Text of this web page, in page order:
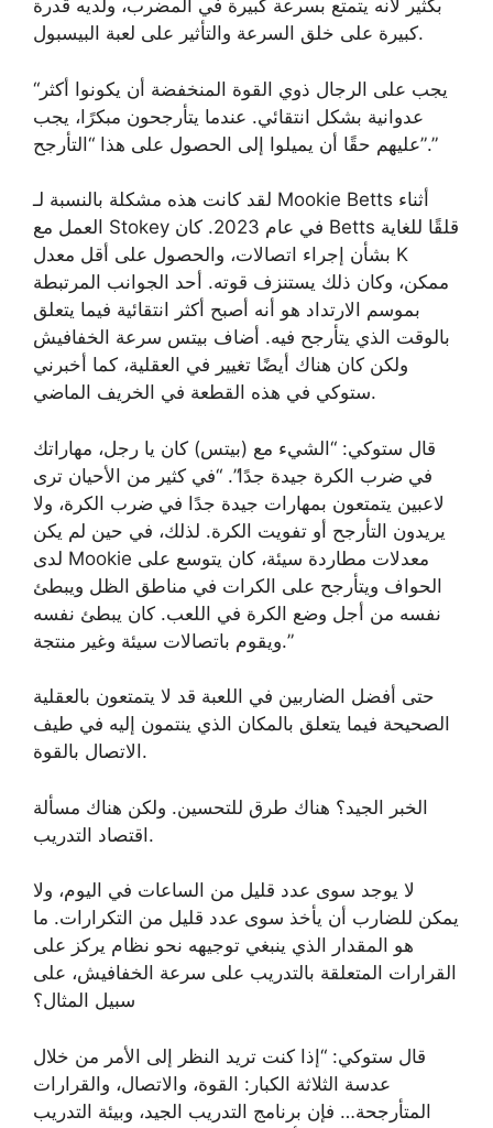
بكثير لأنه يتمتع بسرعة كبيرة في المضرب، ولديه قدرة
كبيرة على خلق السرعة والتأثير على لعبة البيسبول.
“يجب على الرجال ذوي القوة المنخفضة أن يكونوا أكثر
عدوانية بشكل انتقائي. عندما يتأرجحون مبكرًا، يجب
عليهم حقًا أن يميلوا إلى الحصول على هذا “التأرجح”.”
لقد كانت هذه مشكلة بالنسبة لـ Mookie Betts أثناء
العمل مع Stokey في عام 2023. كان Betts قلقًا للغاية
بشأن إجراء اتصالات، والحصول على أقل معدل K
ممكن، وكان ذلك يستنزف قوته. أحد الجوانب المرتبطة
بموسم الارتداد هو أنه أصبح أكثر انتقائية فيما يتعلق
بالوقت الذي يتأرجح فيه. أضاف بيتس سرعة الخفافيش
ولكن كان هناك أيضًا تغيير في العقلية، كما أخبرني
ستوكي في هذه القطعة في الخريف الماضي.
قال ستوكي: “الشيء مع (بيتس) كان يا رجل، مهاراتك
في ضرب الكرة جيدة جدًا”. “في كثير من الأحيان ترى
لاعبين يتمتعون بمهارات جيدة جدًا في ضرب الكرة، ولا
يريدون التأرجح أو تفويت الكرة. لذلك، في حين لم يكن
لدى Mookie معدلات مطاردة سيئة، كان يتوسع على
الحواف ويتأرجح على الكرات في مناطق الظل ويبطئ
نفسه من أجل وضع الكرة في اللعب. كان يبطئ نفسه
ويقوم باتصالات سيئة وغير منتجة.”
حتى أفضل الضاربين في اللعبة قد لا يتمتعون بالعقلية
الصحيحة فيما يتعلق بالمكان الذي ينتمون إليه في طيف
الاتصال بالقوة.
الخبر الجيد؟ هناك طرق للتحسين. ولكن هناك مسألة
اقتصاد التدريب.
لا يوجد سوى عدد قليل من الساعات في اليوم، ولا
يمكن للضارب أن يأخذ سوى عدد قليل من التكرارات. ما
هو المقدار الذي ينبغي توجيهه نحو نظام يركز على
القرارات المتعلقة بالتدريب على سرعة الخفافيش، على
سبيل المثال؟
قال ستوكي: “إذا كنت تريد النظر إلى الأمر من خلال
عدسة الثلاثة الكبار: القوة، والاتصال، والقرارات
المتأرجحة… فإن برنامج التدريب الجيد، وبيئة التدريب